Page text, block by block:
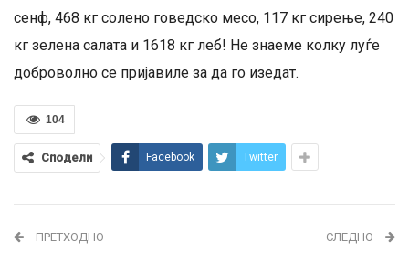
сенф, 468 кг солено говедско месо, 117 кг сирење, 240
кг зелена салата и 1618 кг леб! Не знаеме колку луѓе
доброволно се пријавиле за да го изедат.
104
Сподели Facebook Twitter
ПРЕТХОДНО СЛЕДНО